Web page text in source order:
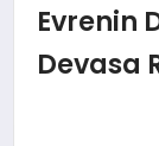
Evrenin
Devasa